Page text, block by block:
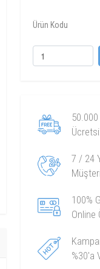
Ürün Kodu
7 / 24
100%
Online
%30'a